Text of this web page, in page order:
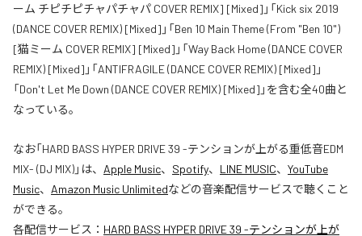
ーム チピチピチャパチャパ COVER REMIX] [Mixed]」「Kick six 2019
(DANCE COVER REMIX) [Mixed]」「Ben 10 Main Theme (From "Ben 10")
[猫ミーム COVER REMIX] [Mixed]」「Way Back Home (DANCE COVER
REMIX) [Mixed]」「ANTIFRAGILE (DANCE COVER REMIX) [Mixed]」
「Don't Let Me Down (DANCE COVER REMIX) [Mixed]」を含む全40曲と
なっている。
なお「HARD BASS HYPER DRIVE 39 -テンションが上がる重低音EDM
MIX- (DJ MIX)」は、 Apple Music、 Spotify、 LINE MUSIC、 YouTube
Music、 Amazon Music Unlimitedなどの音楽配信サービスで聴くこと
ができる。
各配信サービス： HARD BASS HYPER DRIVE 39 -テンションが上が